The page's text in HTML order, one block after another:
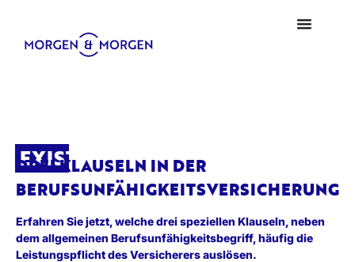
EXISTENZ
DREI KLAUSELN IN DER
BERUFSUNFÄHIGKEITSVERSICHERUNG
Erfahren Sie jetzt, welche drei speziellen Klauseln, neben
dem allgemeinen Berufsunfähigkeitsbegriff, häufig die
Leistungspflicht des Versicherers auslösen.